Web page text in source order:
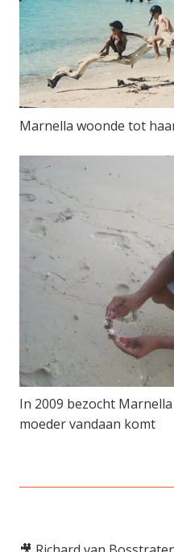
Marnella woonde tot
In 2009 bezocht
moeder vandaan komt